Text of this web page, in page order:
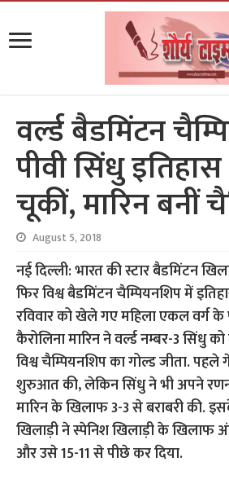
वर्ल्ड बैडमिंटन
पीवी सिंधु
चूकीं, मारिन बनीं
August 5, 2018
नई दिल्ली: भारत की स्टार बैडमिंटन
फिर विश्व बैडमिंटन चैम्पियनशिप में
रविवार को खेले गए महिला एकल वर्ग
कैरोलिना मारिन ने वर्ल्ड नम्बर-3 सिंधु
विश्व चैम्पियनशिप का गोल्ड जीता.
शुरुआत की, लेकिन सिंधु ने भी अपने
मारिन के खिलाफ 3-3 से बराबरी की.
खिलाड़ी ने स्पेनिश खिलाड़ी के खिलाफ
और उसे 15-11 से पीछे कर दिया.